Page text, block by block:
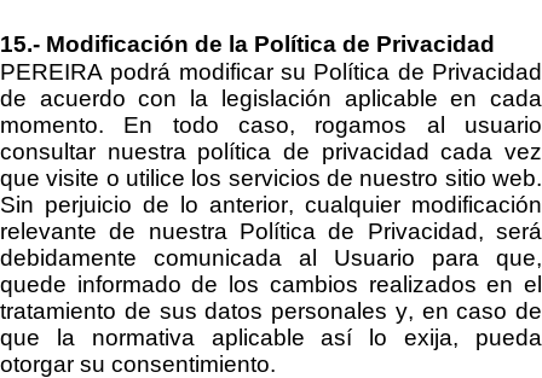
15.- Modificación de la Política de Privacidad
PEREIRA podrá modificar su Política de Privacidad
de acuerdo con la legislación aplicable en cada
momento. En todo caso, rogamos al usuario
consultar nuestra política de privacidad cada vez
que visite o utilice los servicios de nuestro sitioweb.
Sin perjuicio de lo anterior, cualquier modificación
relevante de nuestra Política de Privacidad,será
debidamente comunicada al Usuario para que,
quede informado de los cambios realizados en el
tratamiento de sus datos personales y, en caso de
que la normativa aplicable así lo exija, pueda
otorgar su consentimiento.